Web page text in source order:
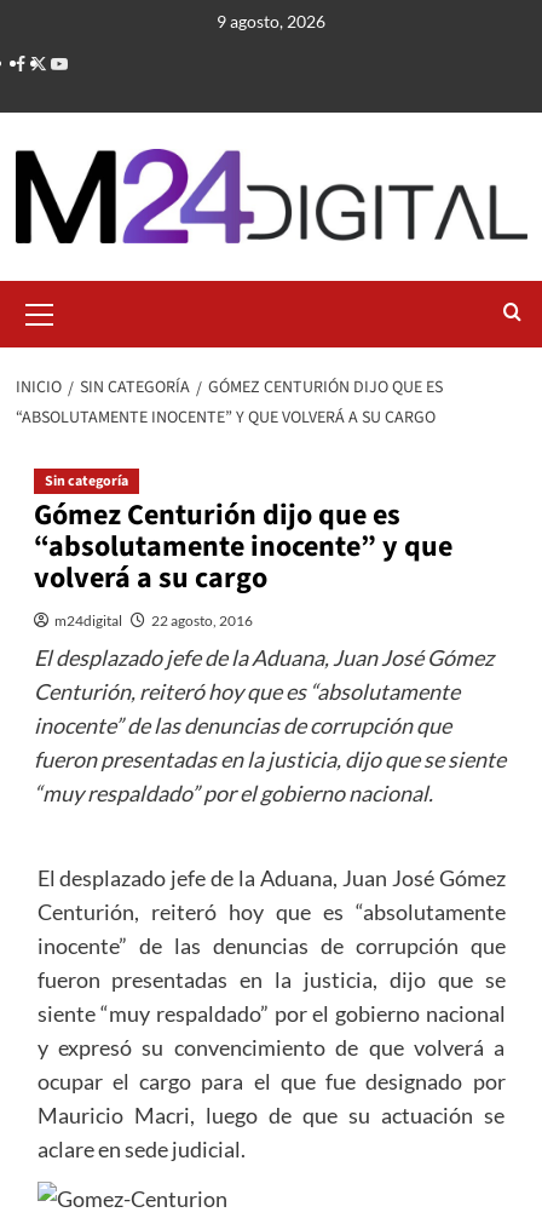
contenido
9 agosto, 2026
primario
INICIO SIN CATEGORÍA
GÓMEZ CENTURIÓN DIJO QUE ES
“ABSOLUTAMENTE INOCENTE” Y QUE VOLVERÁ A SU CARGO
Sin categoría
Gómez Centurión dijo que es
“absolutamente inocente” y que
volverá a su cargo
m24digital 22 agosto, 2016
El desplazado jefe de la Aduana, Juan José Gómez
Centurión, reiteró hoy que es “absolutamente
inocente” de las denuncias de corrupción que
fueron presentadas en la justicia, dijo que se siente
“muy respaldado” por el gobierno nacional.
El desplazado jefe de la Aduana, Juan José Gómez
Centurión, reiteró hoy que es “absolutamente
inocente” de las denuncias de corrupción que
fueron presentadas en la justicia, dijo que se
siente “muy respaldado” por el gobierno nacional
y expresó su convencimiento de que volverá a
ocupar el cargo para el que fue designado por
Mauricio Macri, luego de que su actuación se
aclare en sede judicial.